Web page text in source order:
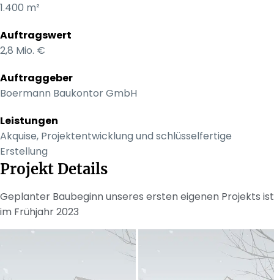
1.400 m²
Auftragswert
2,8 Mio. €
Auftraggeber
Boermann Baukontor GmbH
Leistungen
Akquise, Projektentwicklung und schlüsselfertige
Erstellung
Projekt Details
Geplanter Baubeginn unseres ersten eigenen Projekts ist
im Frühjahr 2023